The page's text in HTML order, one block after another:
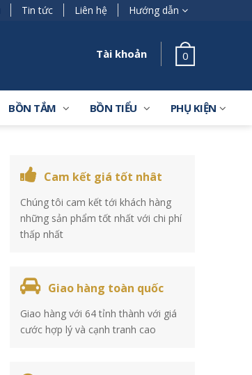
Tin tức Liên hệ Hướng dẫn
Tài khoản 0
BỒN TẮM BỒN TIỂU PHỤ KIỆN
Cam kết giá tốt nhât
Chúng tôi cam kết tới khách hàng
những sản phẩm tốt nhất với chi phí
thấp nhất
Giao hàng toàn quốc
Giao hàng với 64 tỉnh thành với giá
cước hợp lý và cạnh tranh cao